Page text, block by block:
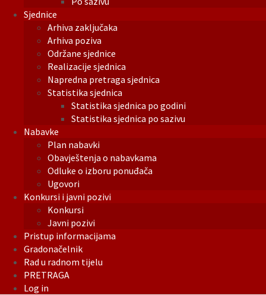
Sjednice
Arhiva zaključaka
Arhiva poziva
Održane sjednice
Realizacije sjednica
Napredna pretraga sjednica
Statistika sjednica
Statistika sjednica po godini
Statistika sjednica po sazivu
Nabavke
Plan nabavki
Obavještenja o nabavkama
Odluke o izboru ponuđača
Ugovori
Konkursi i javni pozivi
Konkursi
Javni pozivi
Pristup informacijama
Gradonačelnik
Rad u radnom tijelu
PRETRAGA
Log in